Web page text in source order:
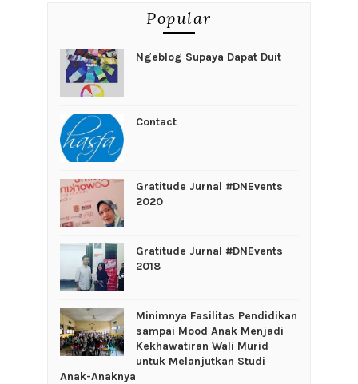
Popular
Ngeblog Supaya Dapat Duit
Contact
Gratitude Jurnal #DNEvents
2020
Gratitude Jurnal #DNEvents
2018
‎Minimnya Fasilitas Pendidikan
sampai Mood Anak Menjadi
Kekhawatiran Wali Murid
untuk Melanjutkan Studi
Anak-Anaknya